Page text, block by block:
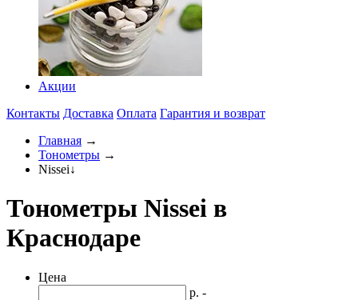
Акции
Контакты Доставка Оплата Гарантия и возврат
Главная →
Тонометры →
Nissei↓
Тонометры Nissei в
Краснодаре
Цена
р. -